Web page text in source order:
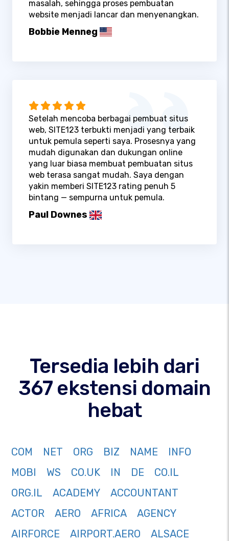
masalah, sehingga proses pembuatan
website menjadi lancar dan menyenangkan.
Bobbie Menneg
Setelah mencoba berbagai pembuat situs
web, SITE123 terbukti menjadi yang terbaik
untuk pemula seperti saya. Prosesnya yang
mudah digunakan dan dukungan online
yang luar biasa membuat pembuatan situs
web terasa sangat mudah. Saya dengan
yakin memberi SITE123 rating penuh 5
bintang — sempurna untuk pemula.
Paul Downes
Tersedia lebih dari
367 ekstensi domain
hebat
COM NET ORG BIZ NAME
INFO
MOBI
WS CO.UK IN DE
CO.IL
ORG.IL
ACADEMY
ACCOUNTANT
ACTOR
AERO AFRICA
AGENCY
AIRFORCE
AIRPORT.AERO
ALSACE